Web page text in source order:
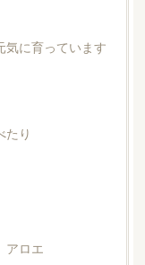
気に育っています
たり
アロエ